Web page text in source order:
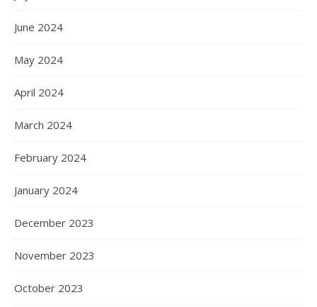
June 2024
May 2024
April 2024
March 2024
February 2024
January 2024
December 2023
November 2023
October 2023